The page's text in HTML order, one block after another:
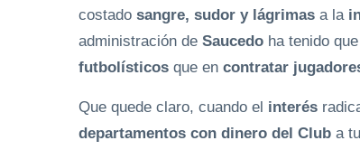
costado sangre, sudor y lágrimas a la
administración de Saucedo ha tenido que
futbolísticos que en contratar
Que quede claro, cuando el interés
departamentos con dinero del Club a